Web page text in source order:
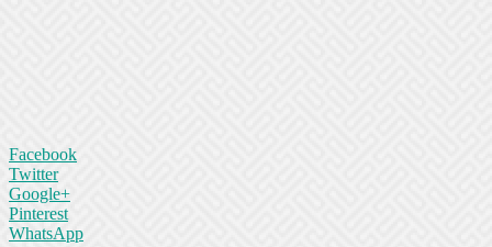
Facebook
Twitter
Google+
Pinterest
WhatsApp